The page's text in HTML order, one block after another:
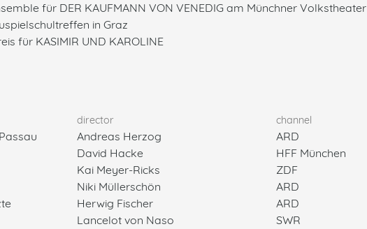
für DER KAUFMANN VON VENEDIG am Münchner Volkstheater
in Graz
für KASIMIR UND KAROLINE
director
channel
Andreas Herzog ARD
David Hacke HFF München
Kai Meyer-Ricks ZDF
Niki Müllerschön ARD
Herwig Fischer ARD
Lancelot von Naso
SWR